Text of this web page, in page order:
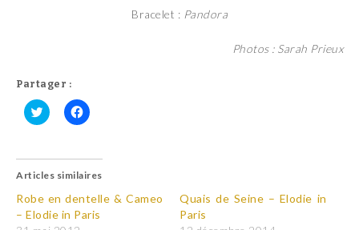
Bracelet : Pandora
Photos : Sarah Prieux
Partager :
C
q
e
p
o
u
C
q
e
p
o
u
Articles similaires
Robe en dentelle & Cameo
– Elodie in Paris
Quais de Seine – Elodie in
Paris